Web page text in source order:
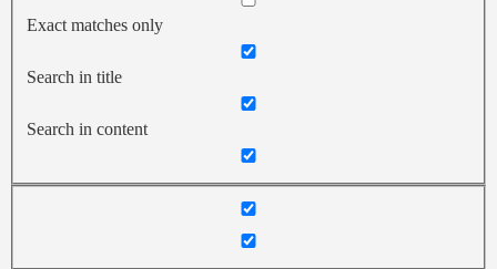
Exact matches only
Search in title
Search in content